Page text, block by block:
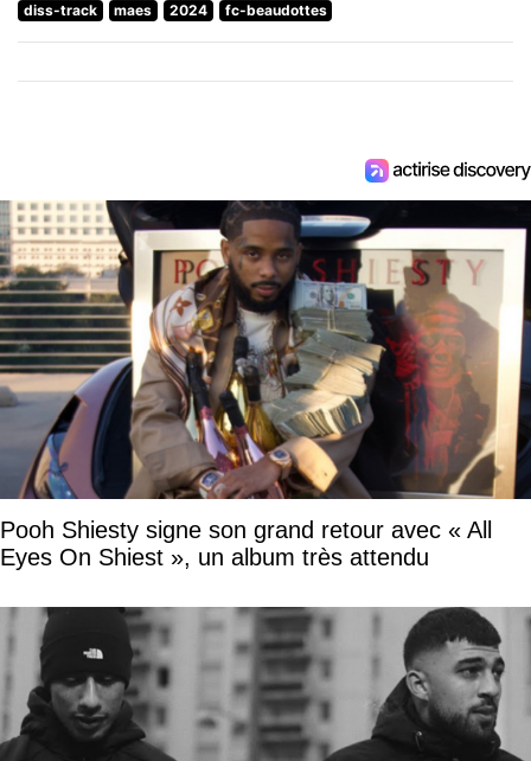
diss-track
maes 2024 fc-beaudottes
Pooh Shiesty signe son grand retour avec « All
Eyes On Shiest », un album très attendu